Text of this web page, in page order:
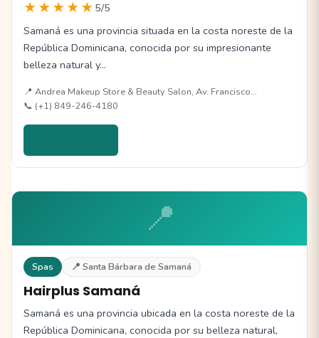
★★★★★ 5/5
Samaná es una provincia situada en la costa noreste de la
República Dominicana, conocida por su impresionante
belleza natural y…
📍 Andrea Makeup Store & Beauty Salon, Av. Francisco…
📞 (+1) 849-246-4180
📍
Spas 📍 Santa Bárbara de Samaná
Hairplus Samaná
Samaná es una provincia ubicada en la costa noreste de la
República Dominicana, conocida por su belleza natural,